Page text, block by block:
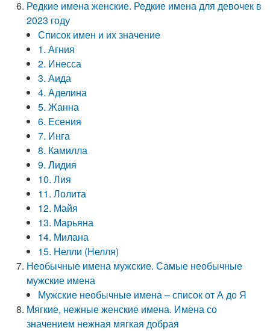
Редкие имена женские. Редкие имена для девочек в
2023 году
Список имен и их значение
1. Агния
2. Инесса
3. Аида
4. Аделина
5. Жанна
6. Есения
7. Инга
8. Камилла
9. Лидия
10. Лия
11. Лолита
12. Майя
13. Марьяна
14. Милана
15. Нелли (Нелля)
Необычные имена мужские. Самые необычные
мужские имена
Мужские необычные имена – список от А до Я
Мягкие, нежные женские имена. Имена со
значением нежная мягкая добрая